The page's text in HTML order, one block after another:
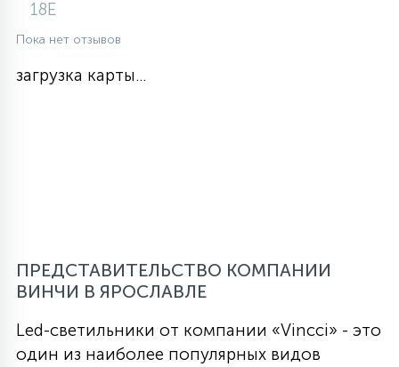
18Е
Пока нет отзывов
загрузка карты...
ПРЕДСТАВИТЕЛЬСТВО КОМПАНИИ
ВИНЧИ В ЯРОСЛАВЛЕ
Led-светильники от компании «Vincci» - это
один из наиболее популярных видов